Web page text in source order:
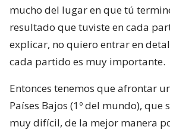
mucho del lugar en que tú
resultado que tuviste en cada
explicar, no quiero entrar en
cada partido es muy importante.
Entonces tenemos que afrontar
Países Bajos (1º del mundo), que
muy difícil, de la mejor manera